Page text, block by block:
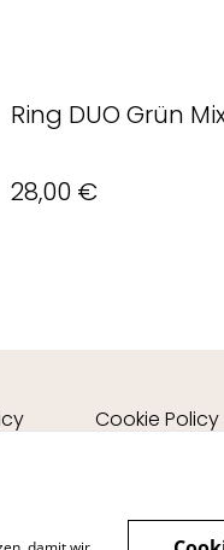
Ring DUO Grün
28,00 €
Cookie Policy